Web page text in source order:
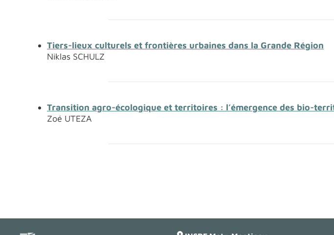
Tiers-lieux culturels et frontières urbaines dans la Grande Région
Niklas SCHULZ
Transition agro-écologique et territoires : l’émergence des bio-
Zoé UTEZA